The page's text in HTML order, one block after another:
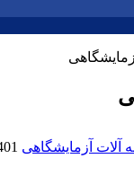
آلات آزمایشگاهی 07-24